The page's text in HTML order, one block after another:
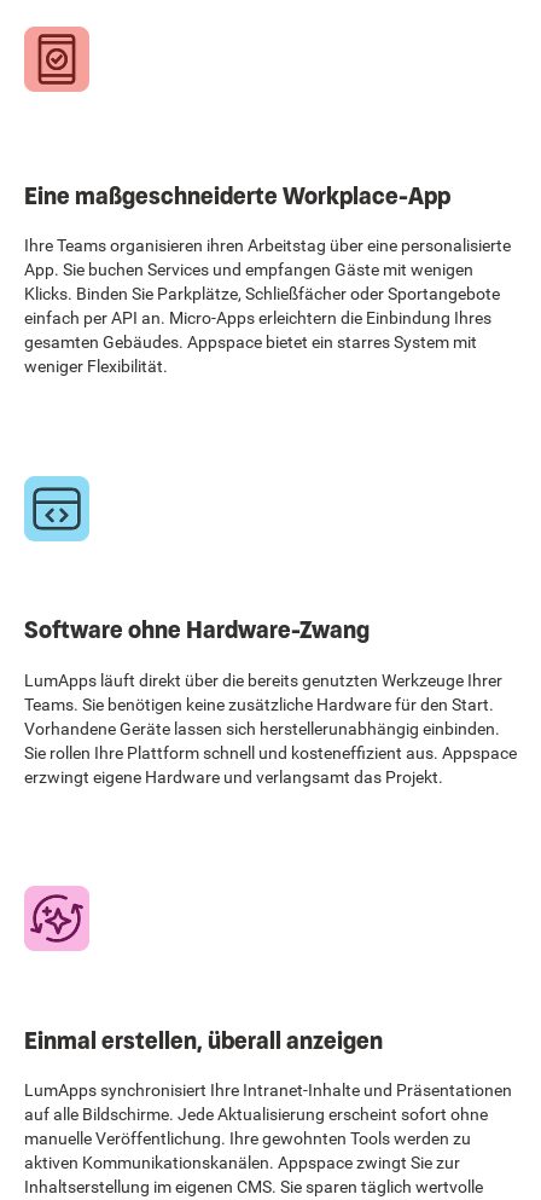
Eine maßgeschneiderte Workplace-App
Ihre Teams organisieren ihren Arbeitstag über eine personalisierte
App. Sie buchen Services und empfangen Gäste mit wenigen
Klicks. Binden Sie Parkplätze, Schließfächer oder Sportangebote
einfach per API an. Micro-Apps erleichtern die Einbindung Ihres
gesamten Gebäudes. Appspace bietet ein starres System mit
weniger Flexibilität.
Software ohne Hardware-Zwang
LumApps läuft direkt über die bereits genutzten Werkzeuge Ihrer
Teams. Sie benötigen keine zusätzliche Hardware für den Start.
Vorhandene Geräte lassen sich herstellerunabhängig einbinden.
Sie rollen Ihre Plattform schnell und kosteneffizient aus. Appspace
erzwingt eigene Hardware und verlangsamt das Projekt.
Einmal erstellen, überall anzeigen
LumApps synchronisiert Ihre Intranet-Inhalte und Präsentationen
auf alle Bildschirme. Jede Aktualisierung erscheint sofort ohne
manuelle Veröffentlichung. Ihre gewohnten Tools werden zu
aktiven Kommunikationskanälen. Appspace zwingt Sie zur
Inhaltserstellung im eigenen CMS. Sie sparen täglich wertvolle